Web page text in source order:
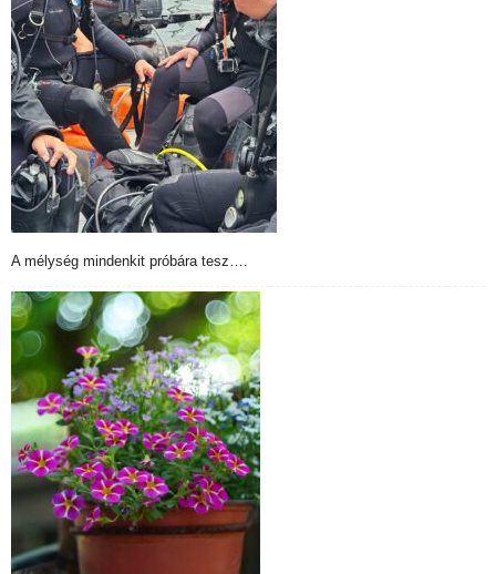
A mélység mindenkit próbára tesz….